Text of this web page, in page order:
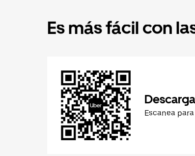
Es más fácil con
Escanea